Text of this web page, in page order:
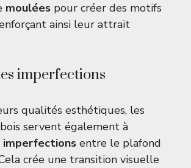
moulées pour créer des motifs
ainsi leur attrait
imperfections
qualités esthétiques, les
servent également à
imperfections entre le plafond
crée une transition visuelle